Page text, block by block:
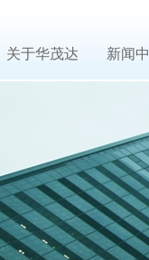
关于华茂达 新闻